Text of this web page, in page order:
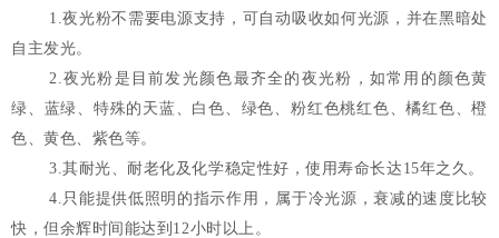
1.夜光粉不需要电源支持，可自动吸收如何光源，并在黑暗处
自主发光。
2.夜光粉是目前发光颜色最齐全的夜光粉，如常用的颜色黄
绿、蓝绿、特殊的天蓝、白色、绿色、粉红色桃红色、橘红色、橙
色、黄色、紫色等。
3.其耐光、耐老化及化学稳定性好，使用寿命长达15年之久。
4.只能提供低照明的指示作用，属于冷光源，衰减的速度比较
快，但余辉时间能达到12小时以上。